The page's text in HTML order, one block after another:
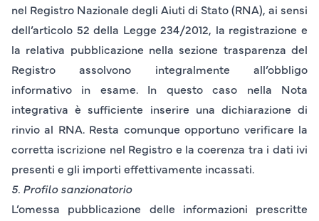
nel Registro Nazionale degli Aiuti di Stato (RNA), ai sensi
dell’articolo 52 della Legge 234/2012, la registrazione e
la relativa pubblicazione nella sezione trasparenza del
Registro assolvono integralmente all’obbligo
informativo in esame. In questo caso nella Nota
integrativa è sufficiente inserire una dichiarazione di
rinvio al RNA. Resta comunque opportuno verificare la
corretta iscrizione nel Registro e la coerenza tra i dati ivi
presenti e gli importi effettivamente incassati.
5. Profilo sanzionatorio
L’omessa pubblicazione delle informazioni prescritte